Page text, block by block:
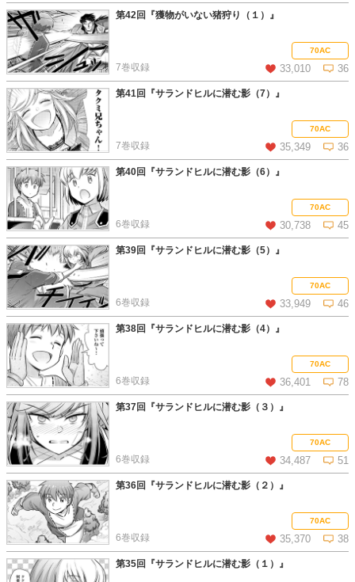
この話を読む コメントを見る
第42回『獲物がいない猪狩り（１）』
70AC
33,010 36
7巻収録
この話を読む コメントを見る
第41回『サランドヒルに潜む影（7）』
70AC
35,349 36
7巻収録
この話を読む コメントを見る
第40回『サランドヒルに潜む影（6）』
70AC
30,738 45
6巻収録
この話を読む コメントを見る
第39回『サランドヒルに潜む影（5）』
70AC
33,949 46
6巻収録
この話を読む コメントを見る
第38回『サランドヒルに潜む影（4）』
70AC
36,401 78
6巻収録
この話を読む コメントを見る
第37回『サランドヒルに潜む影（３）』
70AC
34,487 51
6巻収録
この話を読む コメントを見る
第36回『サランドヒルに潜む影（２）』
70AC
35,370 38
6巻収録
第35回『サランドヒルに潜む影（１）』